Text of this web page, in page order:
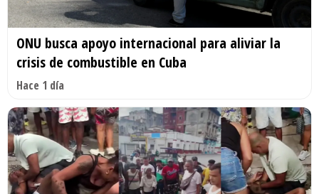
ONU busca apoyo internacional para aliviar la
crisis de combustible en Cuba
Hace 1 día